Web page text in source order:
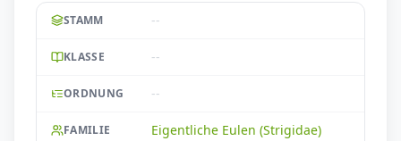
STAMM --
KLASSE --
ORDNUNG --
FAMILIE Eigentliche Eulen (Strigidae)